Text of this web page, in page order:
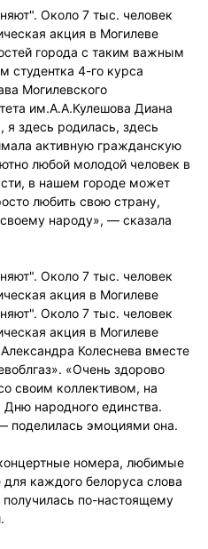
города с таким важным
студентка 4-го курса
Могилевского
им.А.А.Кулешова Диана
я здесь родилась, здесь
активную гражданскую
любой молодой человек в
в нашем городе может
любить свою страну,
народу», — сказала
Колеснева вместе
«Очень здорово
своим коллективом, на
народного единства.
поделилась эмоциями она.
номера, любимые
каждого белоруса слова
по-настоящему